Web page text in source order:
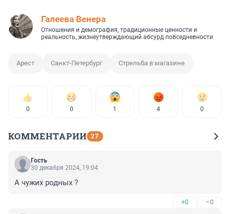
Галеева Венера
Отношения и демография, традиционные ценности и
реальность, жизнеутверждающий абсурд повседневности
Арест Санкт-Петербург Стрельба в магазине
0 0 1 4 0
КОММЕНТАРИИ 27
Гость
30 декабря 2024, 19:04
А чужих родных ?
+0 –0